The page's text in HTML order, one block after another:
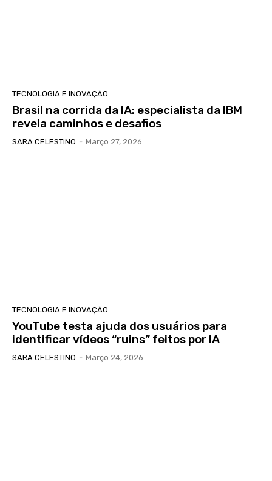
TECNOLOGIA E INOVAÇÃO
Brasil na corrida da IA: especialista da IBM
revela caminhos e desafios
SARA CELESTINO - Março 27, 2026
TECNOLOGIA E INOVAÇÃO
YouTube testa ajuda dos usuários para
identificar vídeos “ruins” feitos por IA
SARA CELESTINO - Março 24, 2026